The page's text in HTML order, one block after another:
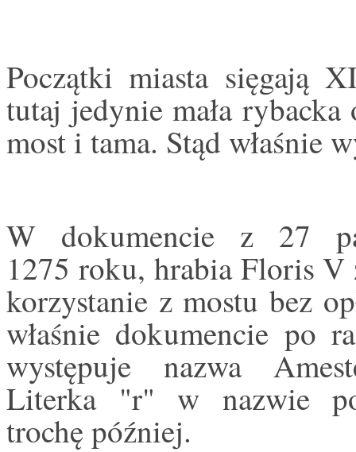
Początki miasta sięgają
tutaj jedynie mała
most i tama. Stąd właśnie
W dokumencie z 27
1275 roku, hrabia Floris V
korzystanie z mostu bez
właśnie dokumencie po
występuje nazwa
Literka "r" w nazwie
trochę później.